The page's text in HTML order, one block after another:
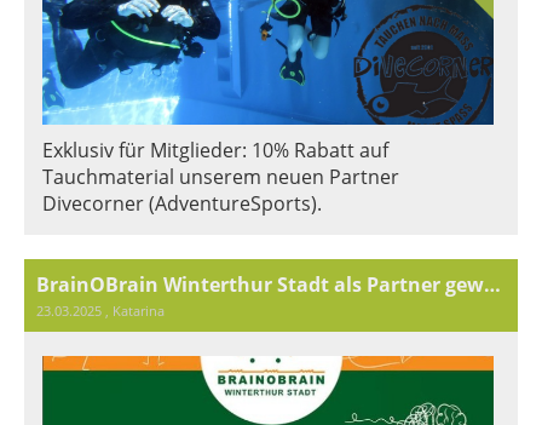
Exklusiv für Mitglieder: 10% Rabatt auf
Tauchmaterial unserem neuen Partner
Divecorner (AdventureSports).
BrainOBrain Winterthur Stadt als Partner gewonnen!– Exklusiver Rabatt für Mitglieder!
23.03.2025 , Katarina